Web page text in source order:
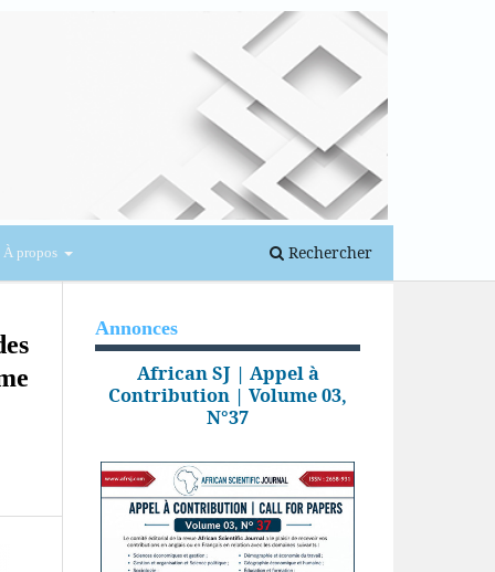
À propos Rechercher
Se connecter
Annonces
African SJ | Appel à
Contribution | Volume 03,
N°37